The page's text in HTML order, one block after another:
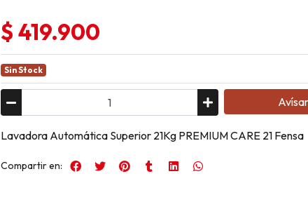
$ 419.900
Sin Stock
Lavadora Automática Superior 21Kg PREMIUM CARE 21 Fensa
Compartir en: